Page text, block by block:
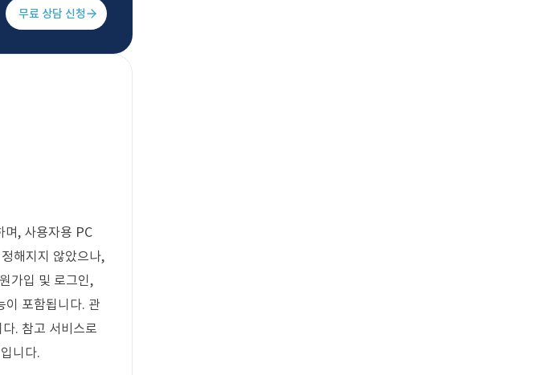
무료 상담 신청
며, 사용자용 PC
해지지 않았으나,
가입 및 로그인,
이 포함됩니다. 관
. 참고 서비스로
니다.